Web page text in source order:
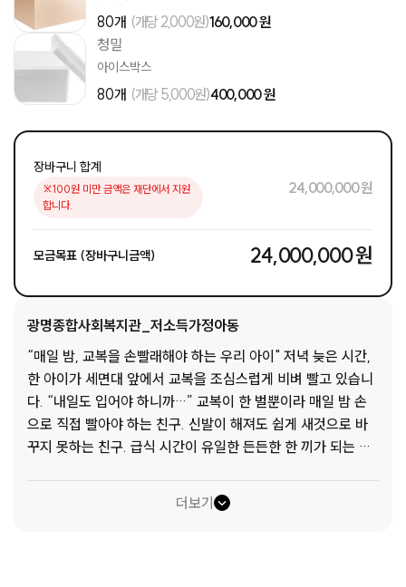
80개 (개당 2,000원)160,000 원
청밀
아이스박스
80개 (개당 5,000원)400,000 원
장바구니 합계
※100원 미만 금액은 재단에서 지원
합니다.
24,000,000 원
모금목표 (장바구니금액) 24,000,000 원
광명종합사회복지관_저소득가정아동
“매일 밤, 교복을 손빨래해야 하는 우리 아이" 저녁 늦은 시간,
한 아이가 세면대 앞에서 교복을 조심스럽게 비벼 빨고 있습니
다. “내일도 입어야 하니까…” 교복이 한 벌뿐이라 매일 밤 손
으로 직접 빨아야 하는 친구. 신발이 해져도 쉽게 새것으로 바
꾸지 못하는 친구. 급식 시간이 유일한 든든한 한 끼가 되는 친
일까요? “학용품이 없어서 수업 시간마다 친구들에게 깜박 잊
은 척 빌려 써요.” “학교 가기 전에 먹을 게 없어서 배고플 때가
더보기